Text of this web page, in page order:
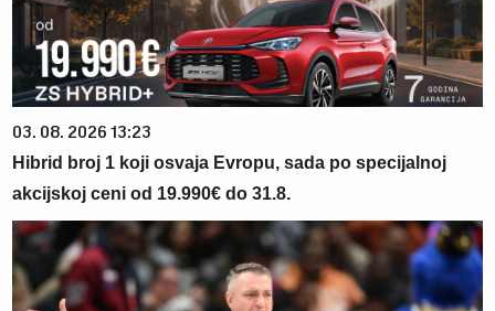
03. 08. 2026 13:23
Hibrid broj 1 koji osvaja Evropu, sada po specijalnoj
akcijskoj ceni od 19.990€ do 31.8.